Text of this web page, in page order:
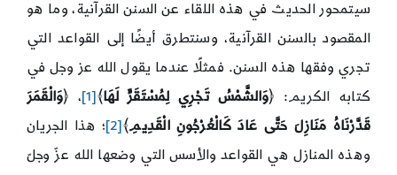
سيتمحور الحديث في هذه اللقاء عن السنن القرآنية، وما هو
المقصود بالسنن القرآنية، وسنتطرق أيضًا إلى القواعد التي
تجري وفقها هذه السنن. فمثلًا عندما يقول الله عز وجل في
كتابه الكريم: ﴿وَالشَّمْسُ تَجْرِي لِمُسْتَقَرٍّ لَهَا﴾ [1] ، ﴿وَالْقَمَرَ
قَدَّرْنَاهُ مَنَازِلَ حَتَّى عَادَ كَالْعُرْجُونِ الْقَدِيمِ﴾ [2]
؛ هذا الجريان
وهذه المنازل هي القواعد والأسس التي وضعها الله عزّ وجلّ